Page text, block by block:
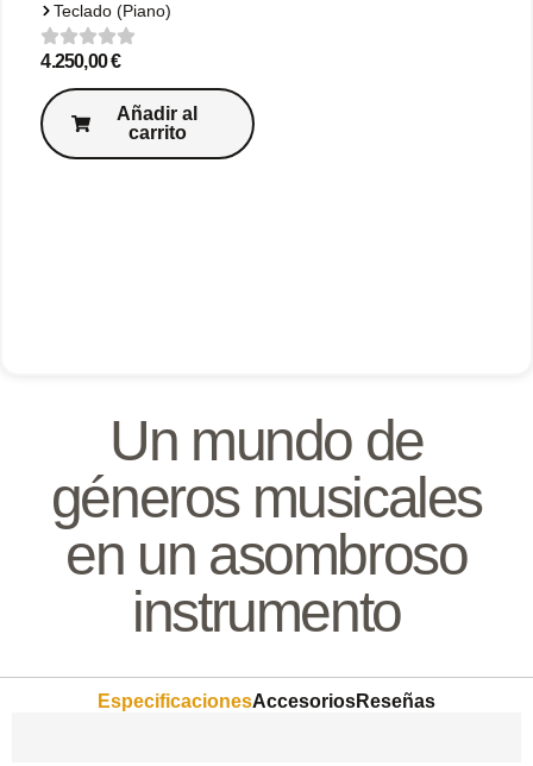
Teclado (Piano)
4.250,00€
Añadir al
carrito
Un mundo de
géneros musicales
en un asombroso
instrumento
EspecificacionesAccesoriosReseñas